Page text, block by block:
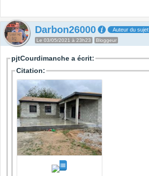
Darbon26000 Auteur du sujet
Le 03/05/2021 à 23h23 Bloggeur
pjtCourdimanche a écrit:
Citation: